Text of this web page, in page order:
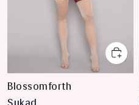
Blossomforth
Sukad